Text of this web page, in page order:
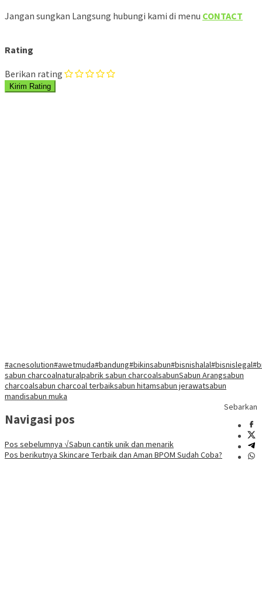
Jangan sungkan Langsung hubungi kami di menu CONTACT
Rating
Berikan rating
#acnesolution#awetmuda#bandung#bikinsabun#bisnishalal#bisnislegal
sabun charcoalnaturalpabrik sabun charcoalsabunSabun Arangsabun
charcoalsabun charcoal terbaiksabun hitamsabun jerawatsabun
mandisabun muka
Sebarkan
Navigasi pos
Pos sebelumnya √Sabun cantik unik dan menarik
Pos berikutnya Skincare Terbaik dan Aman BPOM Sudah Coba?